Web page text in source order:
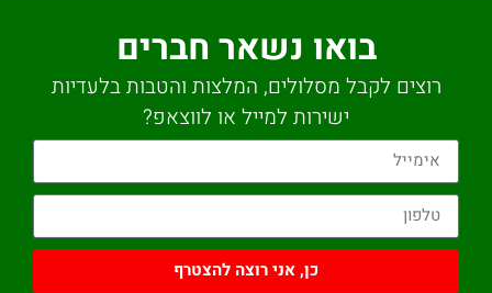
בואו נשאר חברים
רוצים לקבל מסלולים, המלצות והטבות בלעדיות
ישירות למייל או לווצאפ?
כן, אני רוצה להצטרף